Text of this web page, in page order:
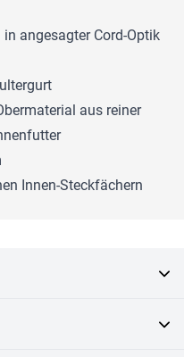
angesagter Cord-Optik
aus reiner
Innen-Steckfächern